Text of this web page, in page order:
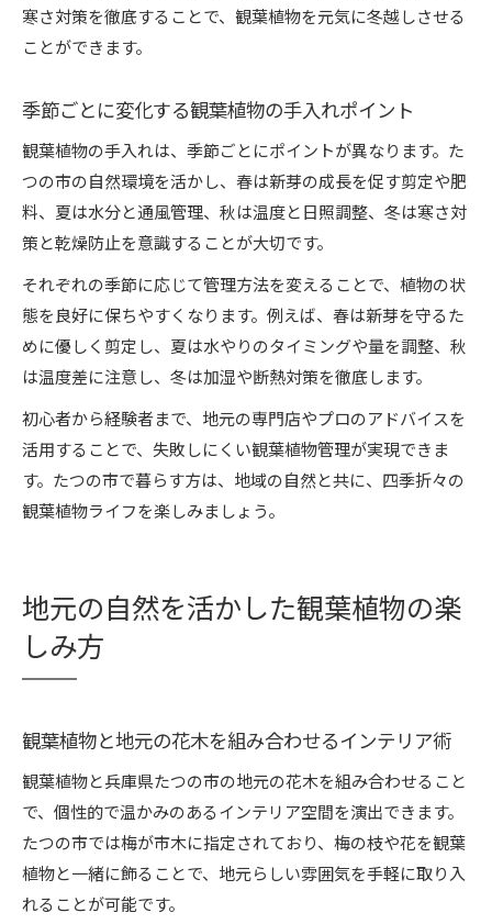
寒さ対策を徹底することで、観葉植物を元気に冬越しさせる
ことができます。
季節ごとに変化する観葉植物の手入れポイント
観葉植物の手入れは、季節ごとにポイントが異なります。た
つの市の自然環境を活かし、春は新芽の成長を促す剪定や肥
料、夏は水分と通風管理、秋は温度と日照調整、冬は寒さ対
策と乾燥防止を意識することが大切です。
それぞれの季節に応じて管理方法を変えることで、植物の状
態を良好に保ちやすくなります。例えば、春は新芽を守るた
めに優しく剪定し、夏は水やりのタイミングや量を調整、秋
は温度差に注意し、冬は加湿や断熱対策を徹底します。
初心者から経験者まで、地元の専門店やプロのアドバイスを
活用することで、失敗しにくい観葉植物管理が実現できま
す。たつの市で暮らす方は、地域の自然と共に、四季折々の
観葉植物ライフを楽しみましょう。
地元の自然を活かした観葉植物の楽
しみ方
観葉植物と地元の花木を組み合わせるインテリア術
観葉植物と兵庫県たつの市の地元の花木を組み合わせること
で、個性的で温かみのあるインテリア空間を演出できます。
たつの市では梅が市木に指定されており、梅の枝や花を観葉
植物と一緒に飾ることで、地元らしい雰囲気を手軽に取り入
れることが可能です。